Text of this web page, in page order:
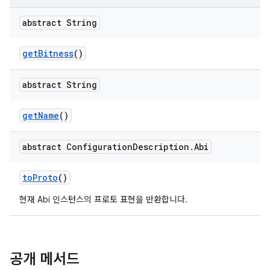
abstract String
getBitness()
abstract String
getName()
abstract ConfigurationDescription .Abi
toProto()
현재 Abi 인스턴스의 프로토 표현을 반환합니다.
공개 메서드